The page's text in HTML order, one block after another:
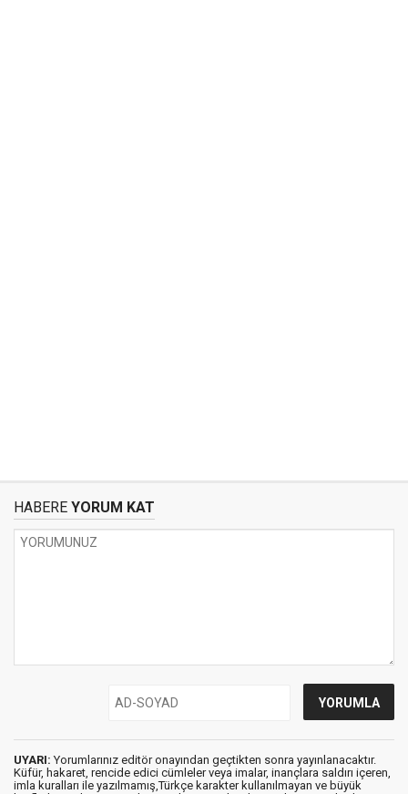
HABERE YORUM KAT
UYARI: Yorumlarınız editör onayından geçtikten sonra yayınlanacaktır.
Küfür, hakaret, rencide edici cümleler veya imalar, inançlara saldırı içeren,
imla kuralları ile yazılmamış,Türkçe karakter kullanılmayan ve büyük